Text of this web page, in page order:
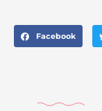
Facebook